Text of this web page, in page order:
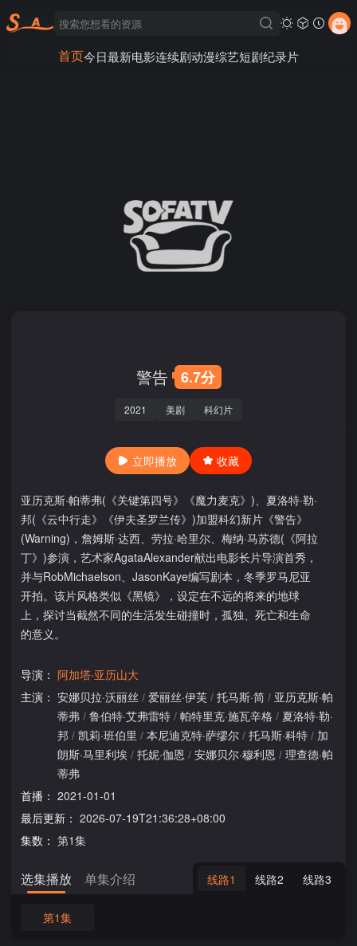
首页今日最新电影连续剧动漫综艺短剧纪录片
警告 6.7分
2021 美剧 科幻片
立即播放 收藏
亚历克斯·帕蒂弗(《关键第四号》《魔力麦克》)、夏洛特·勒·
邦(《云中行走》《伊夫圣罗兰传》)加盟科幻新片《警告》
(Warning)，詹姆斯·达西、劳拉·哈里尔、梅纳·马苏德(《阿拉
丁》)参演，艺术家AgataAlexander献出电影长片导演首秀，
并与RobMichaelson、JasonKaye编写剧本，冬季罗马尼亚
开拍。该片风格类似《黑镜》，设定在不远的将来的地球
上，探讨当截然不同的生活发生碰撞时，孤独、死亡和生命
的意义。
导演： 阿加塔‧亚历山大
主演： 安娜贝拉·沃丽丝 / 爱丽丝·伊芙 / 托马斯·简 / 亚历克斯·帕
蒂弗 / 鲁伯特·艾弗雷特 / 帕特里克·施瓦辛格 / 夏洛特·勒·
邦 / 凯莉·班伯里 / 本尼迪克特·萨缪尔 / 托马斯·科特 / 加
朗斯·马里利埃 / 托妮·伽恩 / 安娜贝尔·穆利恩 / 理查德·帕
蒂弗
首播： 2021-01-01
最后更新： 2026-07-19T21:36:28+08:00
集数： 第1集
选集播放 单集介绍 线路1 线路2 线路3
第1集